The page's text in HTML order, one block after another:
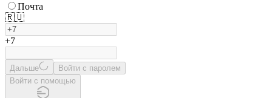
Почта
🇷🇺
+7
Дальше
Войти с паролем
Войти с помощью